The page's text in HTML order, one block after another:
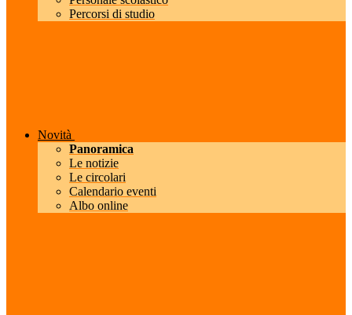
Percorsi di studio
Novità
Panoramica
Le notizie
Le circolari
Calendario eventi
Albo online